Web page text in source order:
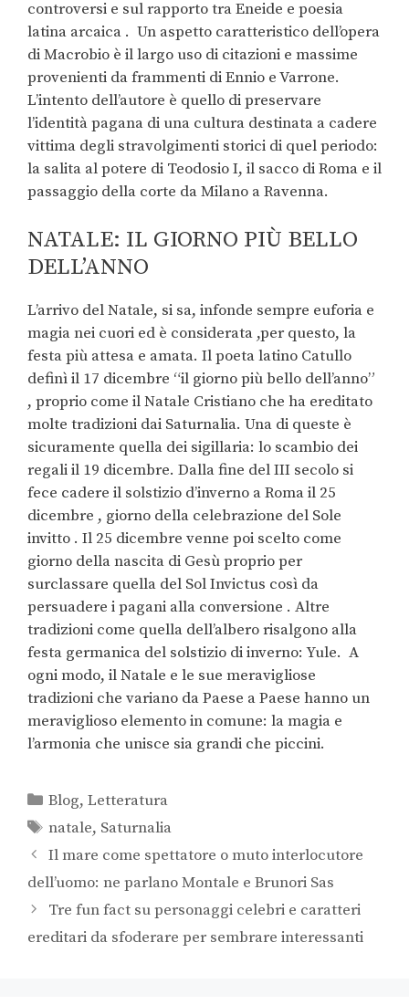
controversi e sul rapporto tra Eneide e poesia
latina arcaica . Un aspetto caratteristico dell’opera
di Macrobio è il largo uso di citazioni e massime
provenienti da frammenti di Ennio e Varrone.
L’intento dell’autore è quello di preservare
l’identità pagana di una cultura destinata a cadere
vittima degli stravolgimenti storici di quel periodo:
la salita al potere di Teodosio I, il sacco di Roma e il
passaggio della corte da Milano a Ravenna.
NATALE: IL GIORNO PIÙ BELLO
DELL’ANNO
L’arrivo del Natale, si sa, infonde sempre euforia e
magia nei cuori ed è considerata ,per questo, la
festa più attesa e amata. Il poeta latino Catullo
definì il 17 dicembre “il giorno più bello dell’anno”
, proprio come il Natale Cristiano che ha ereditato
molte tradizioni dai Saturnalia. Una di queste è
sicuramente quella dei sigillaria: lo scambio dei
regali il 19 dicembre. Dalla fine del III secolo si
fece cadere il solstizio d’inverno a Roma il 25
dicembre , giorno della celebrazione del Sole
invitto . Il 25 dicembre venne poi scelto come
giorno della nascita di Gesù proprio per
surclassare quella del Sol Invictus così da
persuadere i pagani alla conversione . Altre
tradizioni come quella dell’albero risalgono alla
festa germanica del solstizio di inverno: Yule. A
ogni modo, il Natale e le sue meravigliose
tradizioni che variano da Paese a Paese hanno un
meraviglioso elemento in comune: la magia e
l’armonia che unisce sia grandi che piccini.
Blog,Letteratura
natale, Saturnalia
Il mare come spettatore o muto interlocutore
dell’uomo: ne parlano Montale e Brunori Sas
Tre fun fact su personaggi celebri e caratteri
ereditari da sfoderare per sembrare interessanti